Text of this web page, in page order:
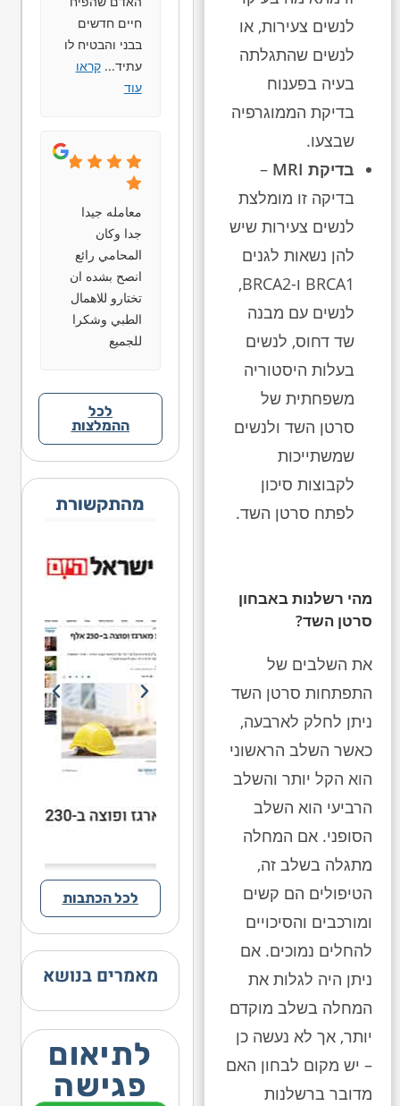
לנשים צעירות, או
לנשים שהתגלתה
בעיה בפענוח
בדיקת הממוגרפיה
שבצעו.
בדיקת MRI
–
בדיקה זו מומלצת
לנשים צעירות שיש
להן נשאות לגנים
BRCA1 ו-BRCA2,
לנשים עם מבנה
שד דחוס, לנשים
בעלות היסטוריה
משפחתית של
סרטן השד ולנשים
שמשתייכות
לקבוצות סיכון
לפתח סרטן השד.
מהי רשלנות באבחון
סרטן השד?
את השלבים של
התפתחות סרטן השד
ניתן לחלק לארבעה,
כאשר השלב הראשוני
הוא הקל יותר והשלב
הרביעי הוא השלב
הסופני. אם המחלה
מתגלה בשלב זה,
הטיפולים הם קשים
ומורכבים והסיכויים
להחלים נמוכים. אם
ניתן היה לגלות את
המחלה בשלב מוקדם
יותר, אך לא נעשה כן
– יש מקום לבחון האם
מדובר ברשלנות
חיים חדשים
בבני והבטיח לו
עתיד...קראו
עוד
معامله جيدا
جدا وكان
المحامي رائع
انصح بشده ان
تختارو للاهمال
الطبي وشكرا
للجميع
לכל
ההמלצות
מהתקשורת
לכל הכתבות
מאמרים בנושא
לתיאום
פגישה